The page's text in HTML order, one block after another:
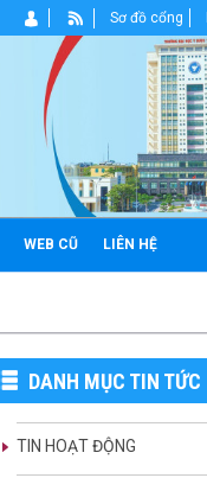
WEB CŨ LIÊN HỆ
Sơ đồ cổng
DANH MỤC TIN TỨC
TIN HOẠT ĐỘNG